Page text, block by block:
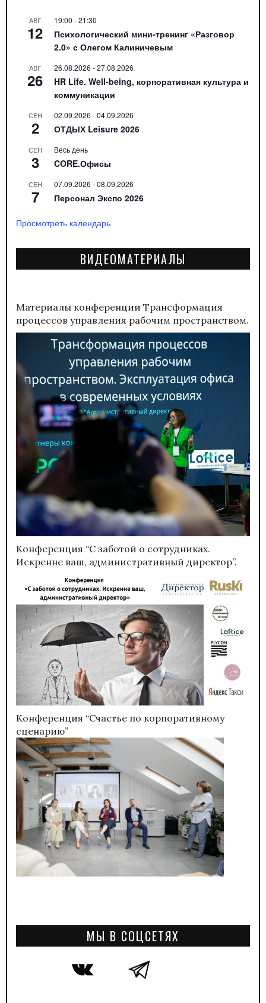
АВГ
12
19:00 -21:30
Психологический мини-тренинг «Разговор
2.0» с Олегом Калиничевым
АВГ
26
26.08.2026 -27.08.2026
HR Life. Well-being, корпоративная культура и
коммуникации
СЕН
2
02.09.2026 -04.09.2026
ОТДЫХ Leisure 2026
СЕН
3
Весь день
CORE.Офисы
СЕН
7
07.09.2026 -08.09.2026
Персонал Экспо 2026
Просмотреть календарь
ВИДЕОМАТЕРИАЛЫ
Материалы конференции Трансформация
процессов управления рабочим пространством.
Конференция “С заботой о сотрудниках.
Искренне ваш, административный директор”.
Конференция “Счастье по корпоративному
сценарию”
МЫ В СОЦСЕТЯХ